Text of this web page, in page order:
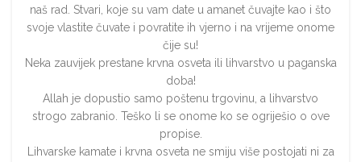
naš rad. Stvari, koje su vam date u amanet čuvajte kao i što
svoje vlastite čuvate i povratite ih vjerno i na vrijeme onome
čije su!
Neka zauvijek prestane krvna osveta ili lihvarstvo u paganska
doba!
Allah je dopustio samo poštenu trgovinu, a lihvarstvo
strogo zabranio. Teško li se onome ko se ogriješio o ove
propise.
Lihvarske kamate i krvna osveta ne smiju više postojati ni za